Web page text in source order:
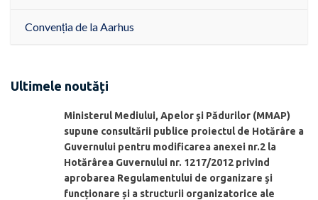
Convenția de la Aarhus
Ultimele noutăți
Ministerul Mediului, Apelor şi Pădurilor (MMAP)
supune consultării publice proiectul de Hotărâre a
Guvernului pentru modificarea anexei nr.2 la
Hotărârea Guvernului nr. 1217/2012 privind
aprobarea Regulamentului de organizare şi
funcționare și a structurii organizatorice ale